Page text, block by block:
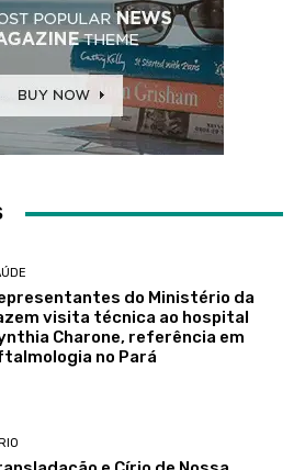
do Ministério da
visita técnica ao hospital
Charone, referência em
no Pará